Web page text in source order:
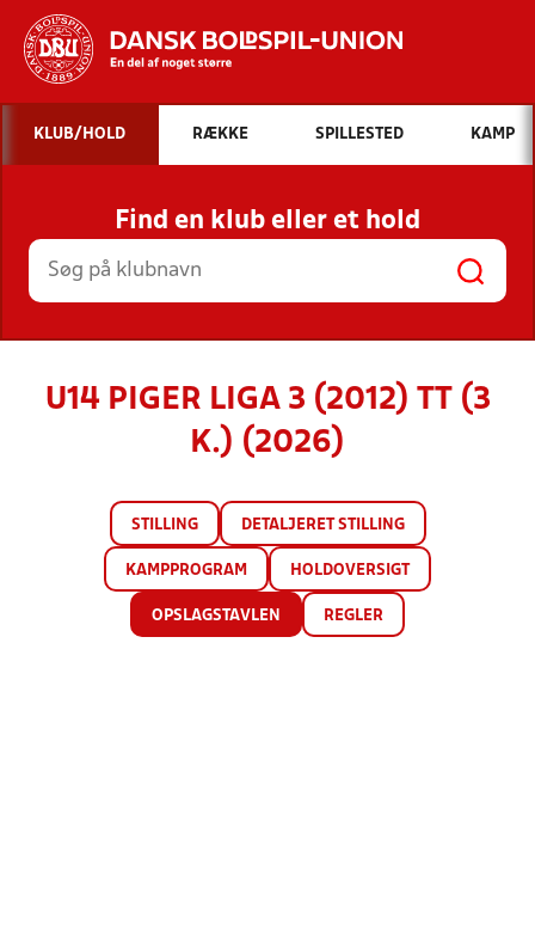
Hvad vil du søge efter?
INDHOLD OG NYHEDER
STILLINGER, RESULTATER, KLUBBER OG
HOLD
KLUB/HOLD RÆKKE SPILLESTED KAMP
Find en klub eller et hold
U14 PIGER LIGA 3 (2012) TT (3
K.) (2026)
STILLING DETALJERET STILLING
KAMPPROGRAM HOLDOVERSIGT
OPSLAGSTAVLEN REGLER